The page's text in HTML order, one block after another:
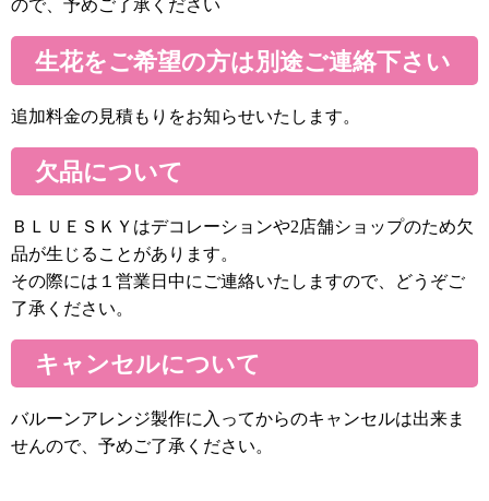
ので、予めご了承ください
生花をご希望の方は別途ご連絡下さい
追加料金の見積もりをお知らせいたします。
欠品について
ＢＬＵＥＳＫＹはデコレーションや2店舗ショップのため欠
品が生じることがあります。
その際には１営業日中にご連絡いたしますので、どうぞご
了承ください。
キャンセルについて
バルーンアレンジ製作に入ってからのキャンセルは出来ま
せんので、予めご了承ください。